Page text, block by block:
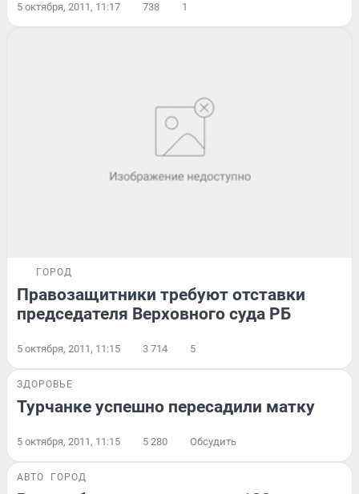
5 октября, 2011, 11:17 738 1
ГОРОД
Правозащитники требуют отставки
председателя Верховного суда РБ
5 октября, 2011, 11:15 3 714 5
ЗДОРОВЬЕ
Турчанке успешно пересадили матку
5 октября, 2011, 11:15 5 280 Обсудить
АВТО ГОРОД